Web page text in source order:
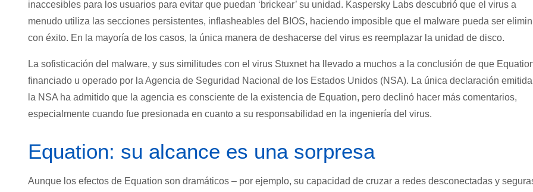
inaccesibles para los usuarios para evitar que puedan ‘brickear’ su unidad. Kaspersky Labs descubrió que el virus a
menudo utiliza las secciones persistentes, inflasheables del BIOS, haciendo imposible que el malware pueda ser
con éxito. En la mayoría de los casos, la única manera de deshacerse del virus es reemplazar la unidad de disco.
La sofisticación del malware, y sus similitudes con el virus Stuxnet ha llevado a muchos a la conclusión de que
financiado u operado por la Agencia de Seguridad Nacional de los Estados Unidos (NSA). La única declaración
la NSA ha admitido que la agencia es consciente de la existencia de Equation, pero declinó hacer más comentarios,
especialmente cuando fue presionada en cuanto a su responsabilidad en la ingeniería del virus.
Equation: su alcance es una sorpresa
Aunque los efectos de Equation son dramáticos – por ejemplo, su capacidad de cruzar a redes desconectadas y